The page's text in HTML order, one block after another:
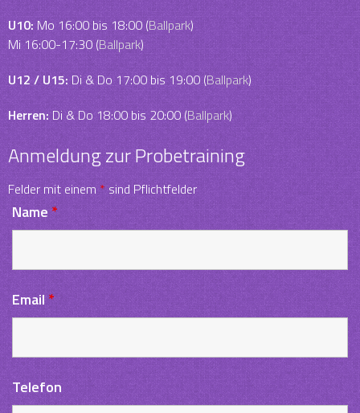
U10: Mo 16:00 bis 18:00 (Ballpark)
Mi 16:00-17:30 (Ballpark)
U12 / U15: Di & Do 17:00 bis 19:00 (Ballpark)
Herren: Di & Do 18:00 bis 20:00 (Ballpark)
Anmeldung zur Probetraining
Felder mit einem* sind Pflichtfelder
Name*
Email *
Telefon